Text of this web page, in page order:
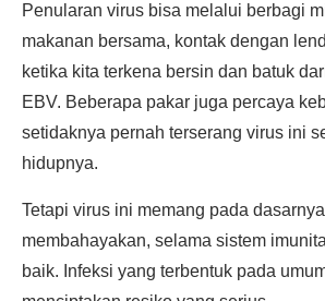
Penularan virus bisa melalui berbagi
makanan bersama, kontak dengan
ketika kita terkena bersin dan batuk
EBV. Beberapa pakar juga percaya
setidaknya pernah terserang virus ini
hidupnya.
Tetapi virus ini memang pada
membahayakan, selama sistem
baik. Infeksi yang terbentuk pada